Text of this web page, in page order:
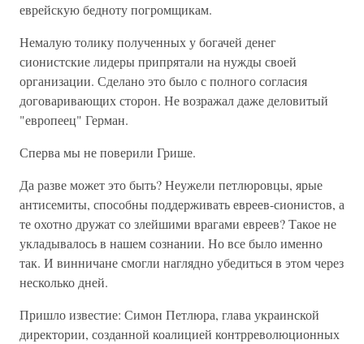
еврейскую бедноту погромщикам.
Немалую толику полученных у богачей денег
сионистские лидеры припрятали на нужды своей
организации. Сделано это было с полного согласия
договаривающих сторон. Не возражал даже деловитый
"европеец" Герман.
Сперва мы не поверили Грише.
Да разве может это быть? Неужели петлюровцы, ярые
антисемиты, способны поддерживать евреев-сионистов, а
те охотно дружат со злейшими врагами евреев? Такое не
укладывалось в нашем сознании. Но все было именно
так. И винничане смогли наглядно убедиться в этом через
несколько дней.
Пришло известие: Симон Петлюра, глава украинской
директории, созданной коалицией контрреволюционных